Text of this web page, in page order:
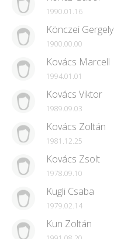
1990.01.16
Könczei Gergely
1900.00.00
Kovács Marcell
1994.01.01
Kovács Viktor
1989.09.03
Kovács Zoltán
1981.12.25
Kovács Zsolt
1978.09.10
Kugli Csaba
1979.02.14
Kun Zoltán